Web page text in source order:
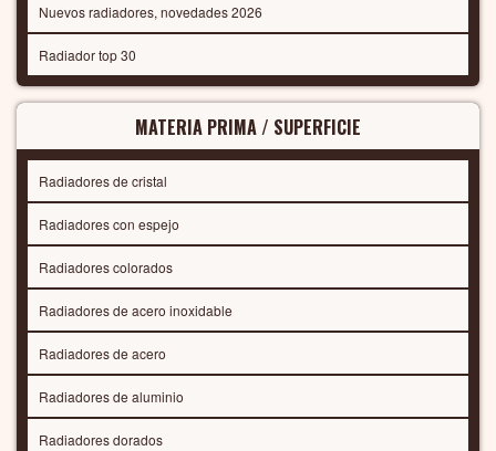
Nuevos radiadores, novedades 2026
Radiador top 30
MATERIA PRIMA / SUPERFICIE
Radiadores de cristal
Radiadores con espejo
Radiadores colorados
Radiadores de acero inoxidable
Radiadores de acero
Radiadores de aluminio
Radiadores dorados